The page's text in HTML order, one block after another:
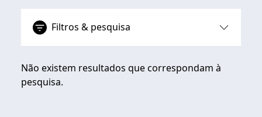
Filtros & pesquisa
Não existem resultados que correspondam à
pesquisa.